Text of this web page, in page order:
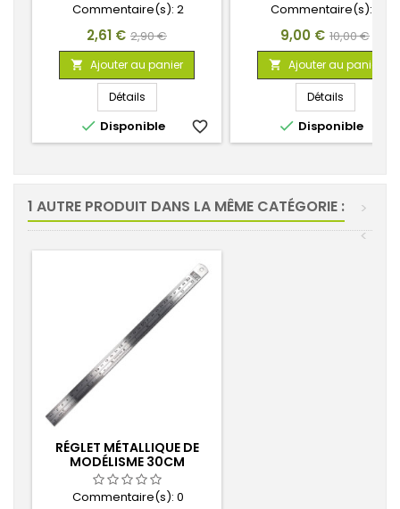
Commentaire(s): 2
Prix
2,61 € Prix
de
base
2,90 €
 Ajouter au panier
Détails
 Disponible favorite_border
Commentaire(s):
Prix
9,00 € Prix
de
base
10,00 €
 Ajouter au panier
Détails
 Disponible
1 AUTRE PRODUIT DANS LA MÊME CATÉGORIE :
>
<
RÉGLET MÉTALLIQUE DE
MODÉLISME 30CM
Commentaire(s): 0